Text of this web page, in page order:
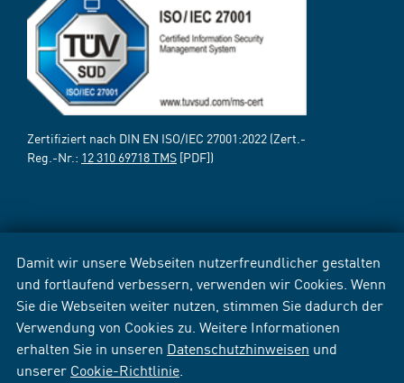
Damit wir unsere Webseiten nutzerfreundlicher gestalten
und fortlaufend verbessern, verwenden wir Cookies. Wenn
Sie die Webseiten weiter nutzen, stimmen Sie dadurch der
Verwendung von Cookies zu. Weitere Informationen
erhalten Sie in unseren Datenschutzhinweisen und
unserer Cookie-Richtlinie
Zertifiziert nach DIN EN ISO/IEC 27001:2022 (Zert.-
Reg.-Nr.: 12 310 69718 TMS [PDF])